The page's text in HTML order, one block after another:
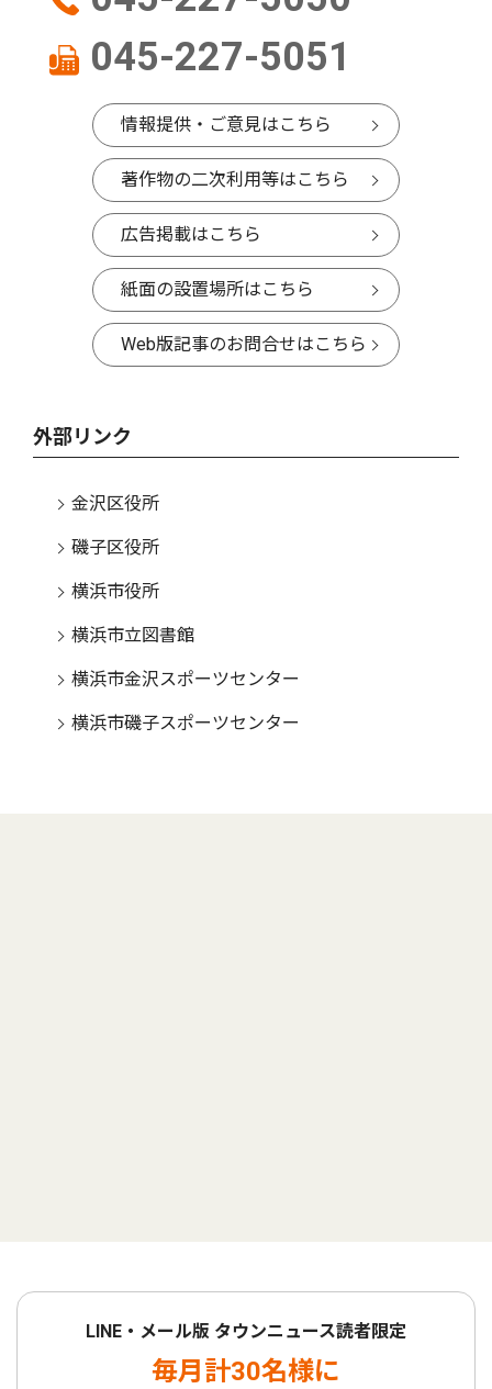
045-227-5051
情報提供・ご意見はこちら
著作物の二次利用等はこちら
広告掲載はこちら
紙面の設置場所はこちら
Web版記事のお問合せはこちら
外部リンク
金沢区役所
磯子区役所
横浜市役所
横浜市立図書館
横浜市金沢スポーツセンター
横浜市磯子スポーツセンター
LINE・メール版 タウンニュース読者限定
毎月計30名様に